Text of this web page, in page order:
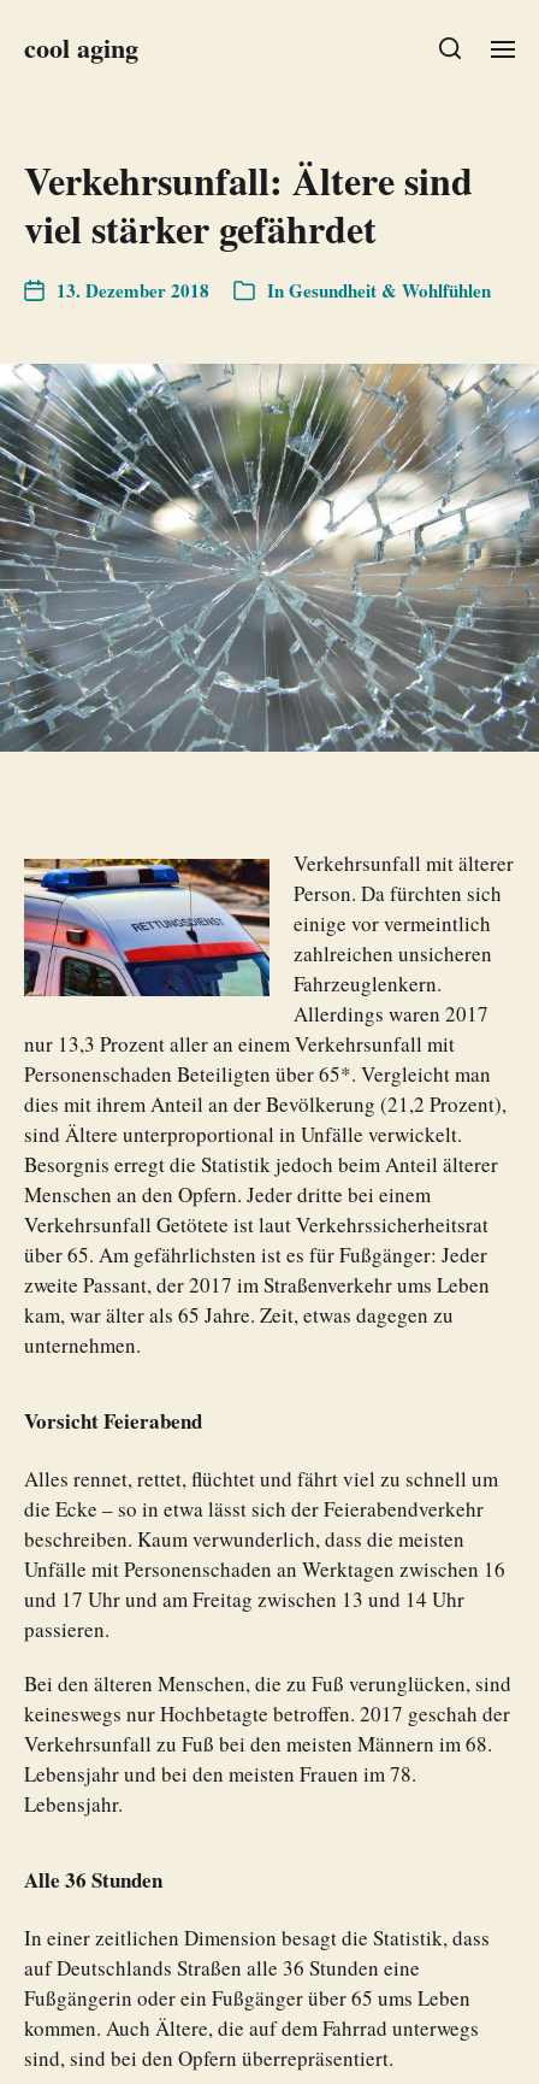
cool aging
Verkehrsunfall: Ältere sind
viel stärker gefährdet
13. Dezember 2018 InGesundheit & Wohlfühlen
Verkehrsunfall mit älterer
Person. Da fürchten sich
einige vor vermeintlich
zahlreichen unsicheren
Fahrzeuglenkern.
Allerdings waren 2017
nur 13,3 Prozent aller an einem Verkehrsunfall mit
Personenschaden Beteiligten über 65*. Vergleicht man
dies mit ihrem Anteil an der Bevölkerung (21,2 Prozent),
sind Ältere unterproportional in Unfälle verwickelt.
Besorgnis erregt die Statistik jedoch beim Anteil älterer
Menschen an den Opfern. Jeder dritte bei einem
Verkehrsunfall Getötete ist laut Verkehrssicherheitsrat
über 65. Am gefährlichsten ist es für Fußgänger: Jeder
zweite Passant, der 2017 im Straßenverkehr ums Leben
kam, war älter als 65 Jahre. Zeit, etwas dagegen zu
unternehmen.
Vorsicht Feierabend
Alles rennet, rettet, flüchtet und fährt viel zu schnell um
die Ecke – so in etwa lässt sich der Feierabendverkehr
beschreiben. Kaum verwunderlich, dass die meisten
Unfälle mit Personenschaden an Werktagen zwischen 16
und 17 Uhr und am Freitag zwischen 13 und 14 Uhr
passieren.
Bei den älteren Menschen, die zu Fuß verunglücken, sind
keineswegs nur Hochbetagte betroffen. 2017 geschah der
Verkehrsunfall zu Fuß bei den meisten Männern im 68.
Lebensjahr und bei den meisten Frauen im 78.
Lebensjahr.
Alle 36 Stunden
In einer zeitlichen Dimension besagt die Statistik, dass
auf Deutschlands Straßen alle 36 Stunden eine
Fußgängerin oder ein Fußgänger über 65 ums Leben
kommen. Auch Ältere, die auf dem Fahrrad unterwegs
sind, sind bei den Opfern überrepräsentiert.